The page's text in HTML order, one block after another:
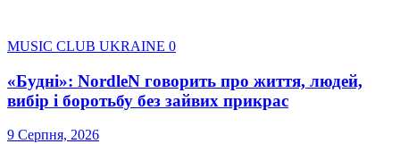
MUSIC CLUB UKRAINE 0
«Будні»: NordleN говорить про життя, людей,
вибір і боротьбу без зайвих прикрас
9 Серпня, 2026